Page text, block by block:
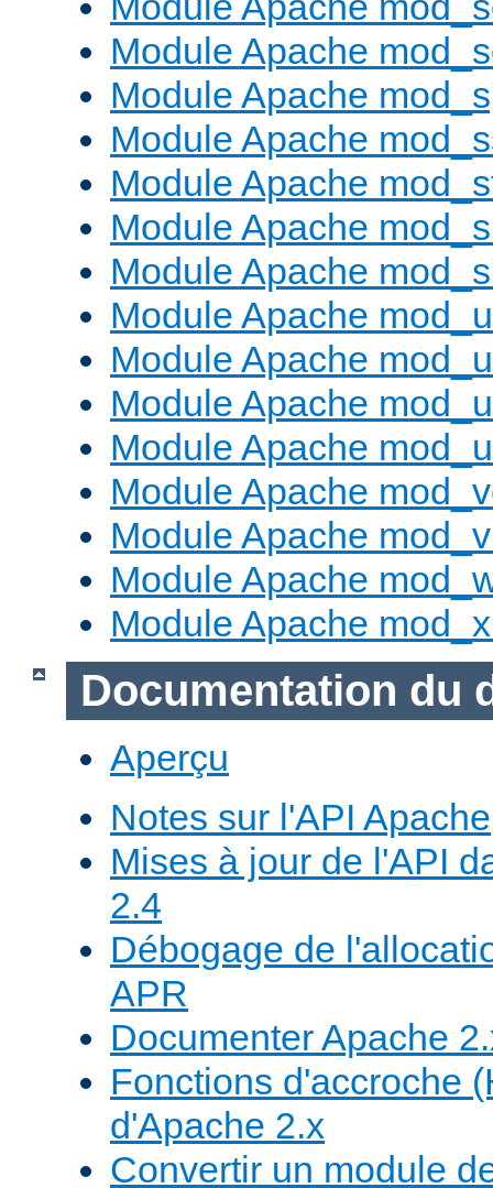
Module Apache
Module Apache
Module Apache
Module Apache
Module Apache
Module Apache
Module Apache
Module Apache
Module Apache
Module Apache
Module Apache
Module Apache
Module Apache
Module Apache
Documentation du
Aperçu
Notes sur l'API Apache
Mises à jour de l'API
2.4
Débogage de
APR
Documenter Apache
Fonctions d'accroche
d'Apache 2.x
Convertir un module